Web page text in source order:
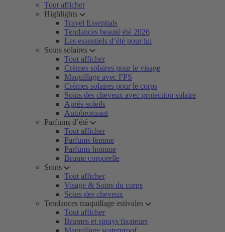
Tout afficher
Highlights
Travel Essentials
Tendances beauté été 2026
Les essentiels d’été pour lui
Soins solaires
Tout afficher
Crèmes solaires pour le visage
Maquillage avec FPS
Crèmes solaires pour le corps
Soins des cheveux avec protection solaire
Après-soleils
Autobronzant
Parfums d’été
Tout afficher
Parfums femme
Parfums homme
Brume corporelle
Soins
Tout afficher
Visage & Soins du corps
Soins des cheveux
Tendances maquillage estivales
Tout afficher
Brumes et sprays fixateurs
Maquillage waterproof